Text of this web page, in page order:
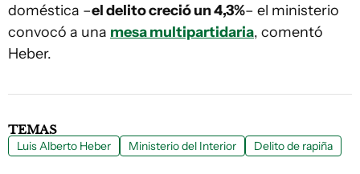
doméstica –el delito creció un 4,3%– el ministerio
convocó a una mesa multipartidaria, comentó
Heber.
TEMAS
Luis Alberto Heber Ministerio del Interior Delito de rapiña